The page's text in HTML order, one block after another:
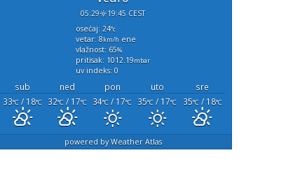
05:29
19:45 CEST
osećaj: 24°c
vetar: 8km/h ene
vlažnost: 65%
pritisak: 1012.19mbar
uv indeks: 0
sub ned pon uto
sre
33°C / 18°C 32°C / 17°C 34°C / 17°C 35°C / 17°C 35°C/ 18°C
powered byWeather Atlas